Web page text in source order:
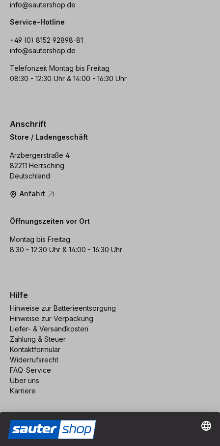
info@sautershop.de
Service-Hotline
+49 (0) 8152 92898-81
info@sautershop.de
Telefonzeit Montag bis Freitag
08:30 - 12:30 Uhr & 14:00 - 16:30 Uhr
Anschrift
Store / Ladengeschäft
Arzbergerstraße 4
82211 Herrsching
Deutschland
Anfahrt
Öffnungszeiten vor Ort
Montag bis Freitag
8:30 - 12:30 Uhr & 14:00 - 16:30 Uhr
Hilfe
Hinweise zur Batterieentsorgung
Hinweise zur Verpackung
Liefer- & Versandkosten
Zahlung & Steuer
Kontaktformular
Widerrufsrecht
FAQ-Service
Über uns
Karriere